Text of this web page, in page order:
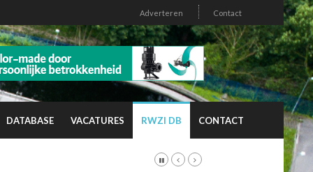
Adverteren Contact
DATABASE VACATURES RWZI DB CONTACT